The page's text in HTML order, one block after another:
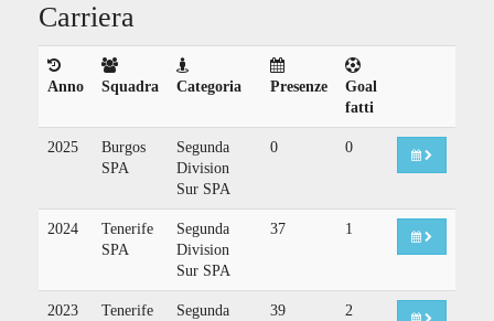
Carriera
Anno Squadra Categoria Presenze
Goal
fatti
2025
Burgos
SPA
Segunda
Division
Sur SPA
0 0
2024
Tenerife
SPA
Segunda
Division
Sur SPA
37 1
2023
Tenerife
Segunda
39 2